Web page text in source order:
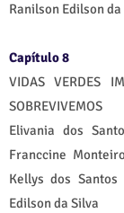
Ranilson Edilson da
Capítulo 8
VIDAS VERDES
SOBREVIVEMOS
Elivania dos
Franccine
Kellys dos Santos
Edilson da Silva